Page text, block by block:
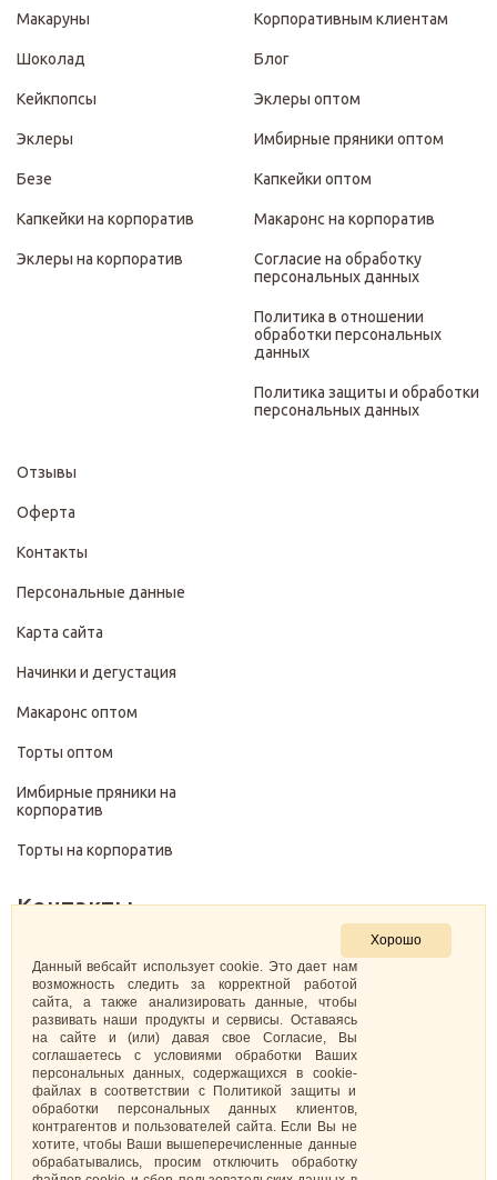
Макаруны
Шоколад
Кейкпопсы
Эклеры
Безе
Капкейки на корпоратив
Эклеры на корпоратив
Корпоративным клиентам
Блог
Эклеры оптом
Имбирные пряники оптом
Капкейки оптом
Макаронс на корпоратив
Согласие на обработку
персональных данных
Политика в отношении
обработки персональных
данных
Политика защиты и обработки
персональных данных
Отзывы
Оферта
Контакты
Персональные данные
Карта сайта
Начинки и дегустация
Макаронс оптом
Торты оптом
Имбирные пряники на
корпоратив
Торты на корпоратив
Контакты
+7 (499) 322-28-29
pirojenka.rf@gmail.com
Москва, Павелецкая набережная 10к1
ИНН: 773575794220
Самозанятая Кретова Анастасия Юрьевна
Хорошо
Данный вебсайт использует cookie. Это дает нам
возможность следить за корректной работой
сайта, а также анализировать данные, чтобы
развивать наши продукты и сервисы. Оставаясь
на сайте и (или) давая свое Согласие, Вы
соглашаетесь с условиями обработки Ваших
персональных данных, содержащихся в cookie-
файлах в соответствии с Политикой защиты и
обработки персональных данных клиентов,
контрагентов и пользователей сайта. Если Вы не
хотите, чтобы Ваши вышеперечисленные данные
обрабатывались, просим отключить обработку